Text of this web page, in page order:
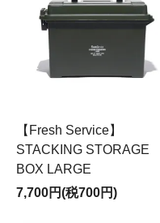
【Fresh Service】
STACKING STORAGE
BOX LARGE
7,700円(税700円)